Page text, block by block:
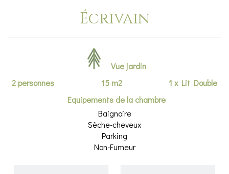
Écrivain
Vue jardin
2 personnes
15 m2
1 x Lit Double
Equipements de la chambre
Baignoire
Sèche-cheveux
Parking
Non-Fumeur